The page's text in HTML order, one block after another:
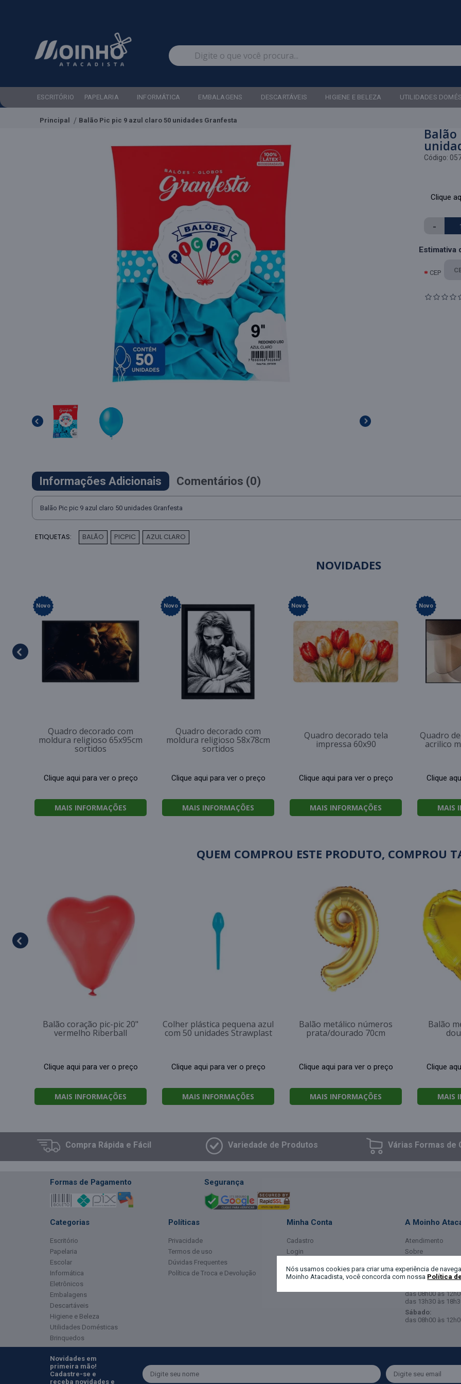
ESCRITÓRIO PAPELARIA INFORMÁTICA EMBALAGENS DESCARTÁVEIS HIGIENE E BELEZA UTILIDADES
Principal Balão Pic pic 9 azul claro 50 unidades Granfesta
Balão
Código:
Clique
-
Estimativa
CEP
Informações Adicionais Comentários (0)
Balão Pic pic 9 azul claro 50 unidades Granfesta
ETIQUETAS: BALÃO PICPIC AZUL CLARO
NOVIDADES
Novo
Quadro decorado com
moldura religioso 65x95cm
sortidos
Clique aqui para ver o preço
MAIS INFORMAÇÕES
Novo
Quadro decorado com
moldura religioso 58x78cm
sortidos
Clique aqui para ver o preço
MAIS INFORMAÇÕES
Novo
Quadro decorado tela
impressa 60x90
Clique aqui para ver o preço
MAIS INFORMAÇÕES
Novo
Quadro
acrilico
Clique
MAIS
QUEM COMPROU ESTE PRODUTO, COMPROU
Balão coração pic-pic 20"
vermelho Riberball
Clique aqui para ver o preço
MAIS INFORMAÇÕES
Colher plástica pequena azul
com 50 unidades Strawplast
Clique aqui para ver o preço
MAIS INFORMAÇÕES
Balão metálico números
prata/dourado 70cm
Clique aqui para ver o preço
MAIS INFORMAÇÕES
Balão
Clique
MAIS
Compra Rápida e Fácil Variedade de Produtos Várias Formas de
Nós usamos cookies para criar uma experiência de
Moinho Atacadista, você concorda com nossa Política
Formas de Pagamento Segurança
Categorias
Escritório
Papelaria
Escolar
Informática
Eletrônicos
Embalagens
Descartáveis
Higiene e Beleza
Utilidades Domésticas
Brinquedos
Políticas
Privacidade
Termos de uso
Dúvidas Frequentes
Política de Troca e Devolução
Minha Conta
Cadastro
Login
Meus Pedidos
A Moinho
Atendimento
Sobre
Horário de
das 08h00 às
das 13h30 às
Sábado:
das 08h00 às
Novidades em
primeira mão!
Cadastre-se e
receba novidades e